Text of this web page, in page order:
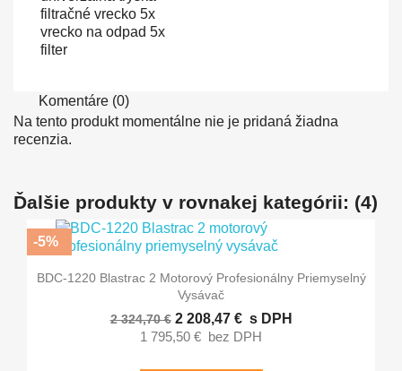
filtračné vrecko 5x
vrecko na odpad 5x
filter
Komentáre (0)
Na tento produkt momentálne nie je pridaná žiadna
recenzia.
Ďalšie produkty v rovnakej kategórii: (4)
BDC-1220 Blastrac 2 Motorový Profesionálny Priemyselný
Vysávač
2 324,70 € 2 208,47 € s DPH
1 795,50 € bez DPH
-5%